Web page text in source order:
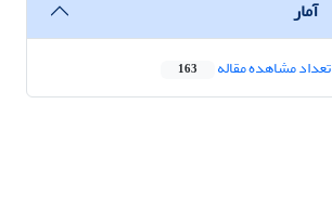
آمار
تعداد مشاهده مقاله 163